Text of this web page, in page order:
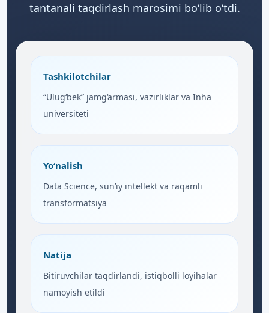
bitiruvchilari ishtirokida konferensiya va
“Ulug‘bek” jamg‘armasi, vazirliklar va Inha
Data Science, sun’iy intellekt va raqamli
Bitiruvchilar taqdirlandi, istiqbolli loyihalar